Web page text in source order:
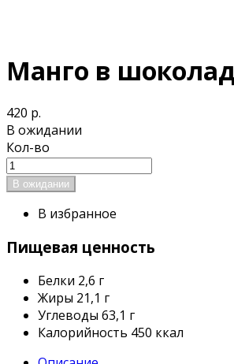
Манго в
420 р.
В ожидании
Кол-во
В избранное
Пищевая ценность
Белки 2,6 г
Жиры 21,1 г
Углеводы 63,1 г
Калорийность 450 ккал